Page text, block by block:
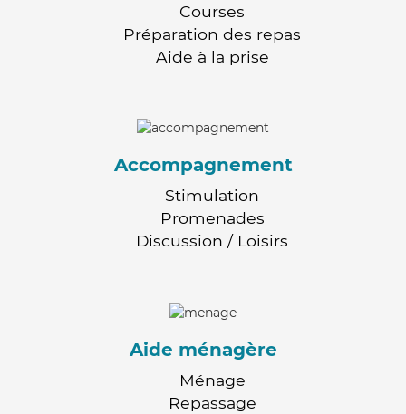
Courses
Préparation des repas
Aide à la prise
Accompagnement
Stimulation
Promenades
Discussion / Loisirs
Aide ménagère
Ménage
Repassage